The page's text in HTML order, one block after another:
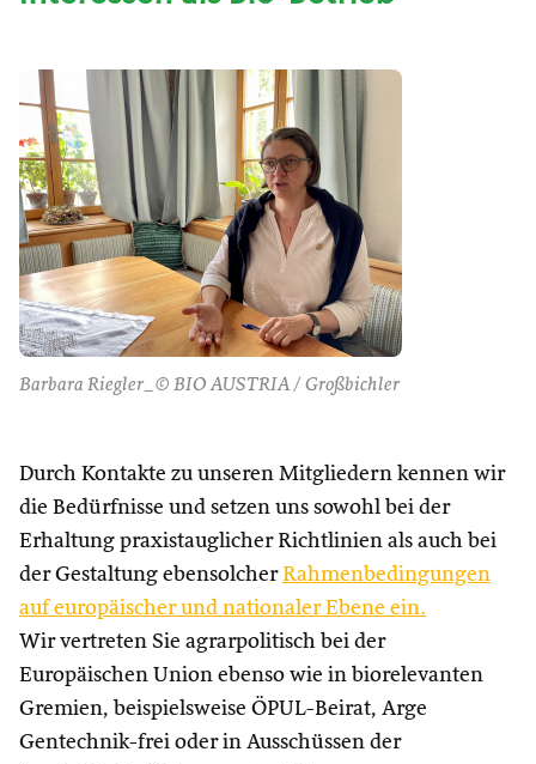
Barbara Riegler_© BIO AUSTRIA / Großbichler
Durch Kontakte zu unseren Mitgliedern kennen wir
die Bedürfnisse und setzen uns sowohl bei der
Erhaltung praxistauglicher Richtlinien als auch bei
der Gestaltung ebensolcher Rahmenbedingungen
auf europäischer und nationaler Ebene ein.
Wir vertreten Sie agrarpolitisch bei der
Europäischen Union ebenso wie in biorelevanten
Gremien, beispielsweise ÖPUL-Beirat, Arge
Gentechnik-frei oder in Ausschüssen der